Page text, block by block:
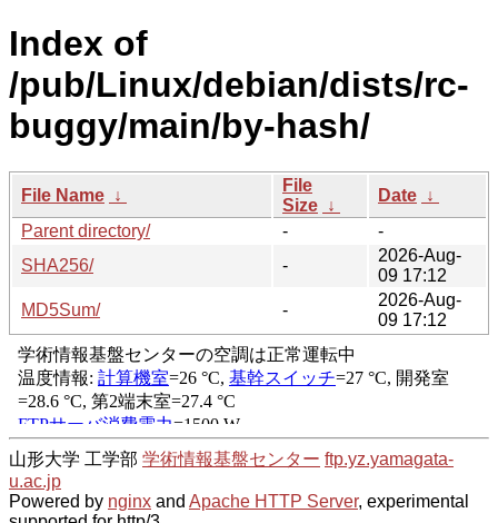
Index of
/pub/Linux/debian/dists/rc-
buggy/main/by-hash/
File Name ↓
File
Size ↓
Date ↓
Parent directory/
-
-
SHA256/
-
2026-Aug-
09 17:12
MD5Sum/
-
2026-Aug-
09 17:12
山形大学 工学部 学術情報基盤センター ftp.yz.yamagata-
u.ac.jp
Powered by nginx and Apache HTTP Server, experimental